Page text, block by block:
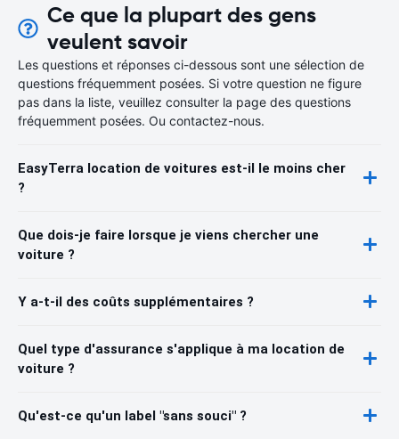
Ce que la plupart des gens
veulent savoir
Les questions et réponses ci-dessous sont une sélection de
questions fréquemment posées. Si votre question ne figure
pas dans la liste, veuillez consulter la page des questions
fréquemment posées. Ou contactez-nous.
EasyTerra location de voitures est-il le moins cher
?
Que dois-je faire lorsque je viens chercher une
voiture ?
Y a-t-il des coûts supplémentaires ?
Quel type d'assurance s'applique à ma location de
voiture ?
Qu'est-ce qu'un label "sans souci" ?